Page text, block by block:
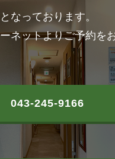
なっております。
ネットよりご予約を
043-245-9166